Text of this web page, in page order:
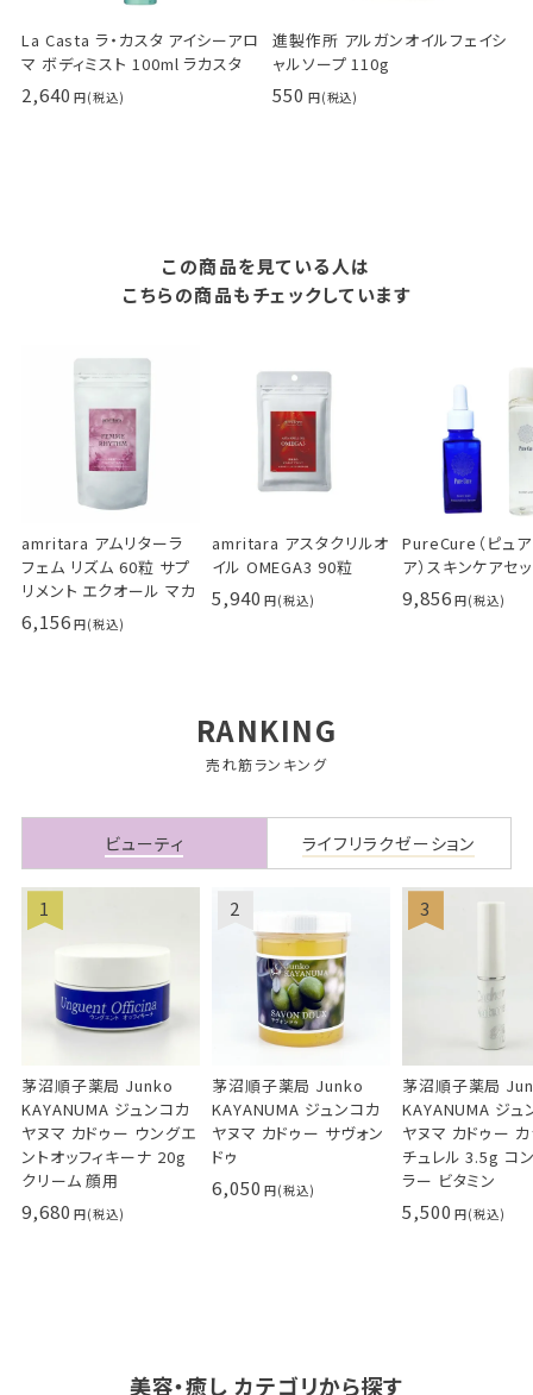
La Casta ラ・カスタ アイシーアロ
マ ボディミスト 100ml ラカスタ
2,640
進製作所 アルガンオイルフェイシ
ャルソープ 110g
550
この商品を見ている人は
こちらの商品もチェックしています
amritara アムリターラ
フェム リズム 60粒 サプ
リメント エクオール マカ
6,156
amritara アスタクリルオ
イル OMEGA3 90粒
5,940
PureCure（ピュ
ア）スキンケアセ
9,856
RANKING
売れ筋ランキング
ビューティ ライフリラクゼーション
茅沼順子薬局 Junko
KAYANUMA ジュンコカ
ヤヌマ カドゥー ウングエ
ントオッフィキーナ 20g
クリーム 顔用
9,680
茅沼順子薬局 Junko
KAYANUMA ジュンコカ
ヤヌマ カドゥー サヴォン
ドゥ
6,050
茅沼順子薬局
KAYANUMA ジュ
ヤヌマ カドゥー
チュレル 3.5g コ
ラー ビタミン
5,500
美容・癒し カテゴリから探す